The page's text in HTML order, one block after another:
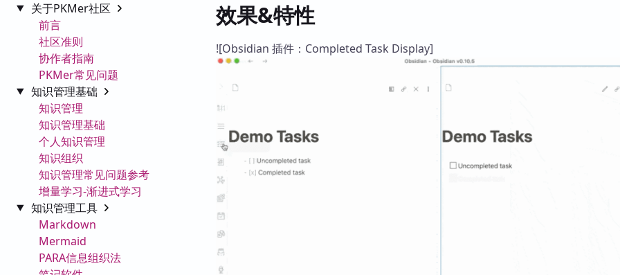
关于PKMer社区
前言
社区准则
协作者指南
PKMer常见问题
知识管理基础
知识管理
知识管理基础
个人知识管理
知识组织
知识管理常见问题参考
增量学习-渐进式学习
知识管理工具
Markdown
Mermaid
PARA信息组织法
效果&特性
![Obsidian 插件：Completed Task Display]